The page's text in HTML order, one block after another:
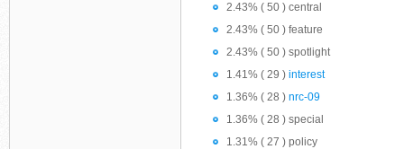
2.43% ( 50 ) central
2.43% ( 50 ) feature
2.43% ( 50 ) spotlight
1.41% ( 29 ) interest
1.36% ( 28 ) nrc-09
1.36% ( 28 ) special
1.31% ( 27 ) policy